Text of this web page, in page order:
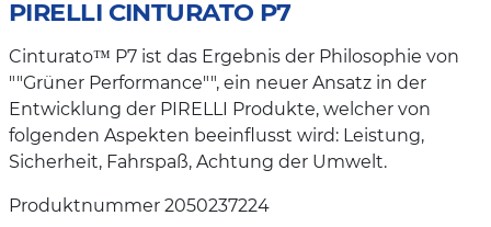
PIRELLI CINTURATO P7
Cinturato™ P7 ist das Ergebnis der Philosophie von
""Grüner Performance"", ein neuer Ansatz in der
Entwicklung der PIRELLI Produkte, welcher von
folgenden Aspekten beeinflusst wird: Leistung,
Sicherheit, Fahrspaß, Achtung der Umwelt.
Produktnummer 2050237224